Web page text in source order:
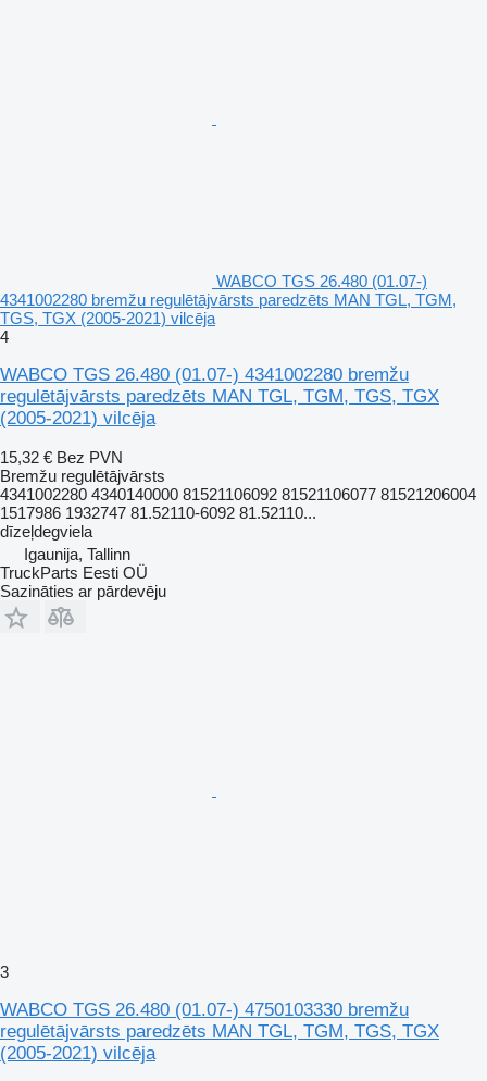
WABCO TGS 26.480 (01.07-)
4341002280 bremžu regulētājvārsts paredzēts MAN TGL, TGM,
TGS, TGX (2005-2021) vilcēja
4
WABCO TGS 26.480 (01.07-) 4341002280 bremžu
regulētājvārsts paredzēts MAN TGL, TGM, TGS, TGX
(2005-2021) vilcēja
15,32 € Bez PVN
Bremžu regulētājvārsts
4341002280 4340140000 81521106092 81521106077 81521206004
1517986 1932747 81.52110-6092 81.52110...
dīzeļdegviela
Igaunija, Tallinn
TruckParts Eesti OÜ
Sazināties ar pārdevēju
3
WABCO TGS 26.480 (01.07-) 4750103330 bremžu
regulētājvārsts paredzēts MAN TGL, TGM, TGS, TGX
(2005-2021) vilcēja